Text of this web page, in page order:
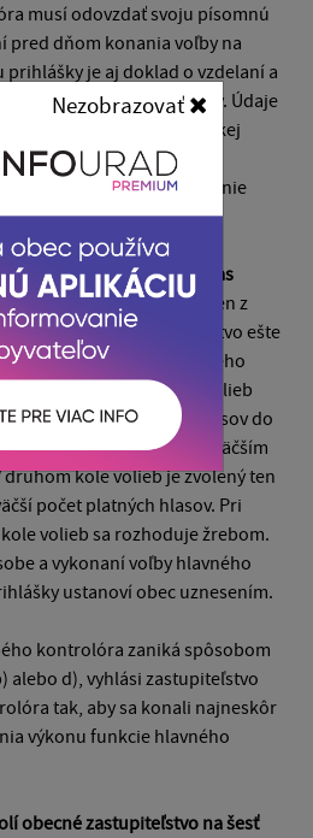
Nezobrazovať
musí odovzdať svoju písomnú
pred dňom konania voľby na
je aj doklad o vzdelaní a
výpisu z registra trestov. Údaje
zašle v elektronickej
komunikácie
republiky na vydanie
je potrebný súhlas
poslancov. Ak ani jeden z
obecné zastupiteľstvo ešte
druhé kolo volieb, do ktorého
získali v prvom kole volieb
V prípade rovnosti hlasov do
všetci kandidáti s najväčším
kole volieb je zvolený ten
počet platných hlasov. Pri
volieb sa rozhoduje žrebom.
a vykonaní voľby hlavného
ustanoví obec uznesením.
kontrolóra zaniká spôsobom
alebo d), vyhlási zastupiteľstvo
tak, aby sa konali najneskôr
výkonu funkcie hlavného
obecné zastupiteľstvo na šesť